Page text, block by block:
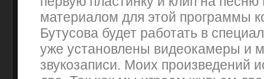
материалом для этой программы
Бутусова будет работать в
уже установлены видеокамеры и
звукозаписи. Моих произведений